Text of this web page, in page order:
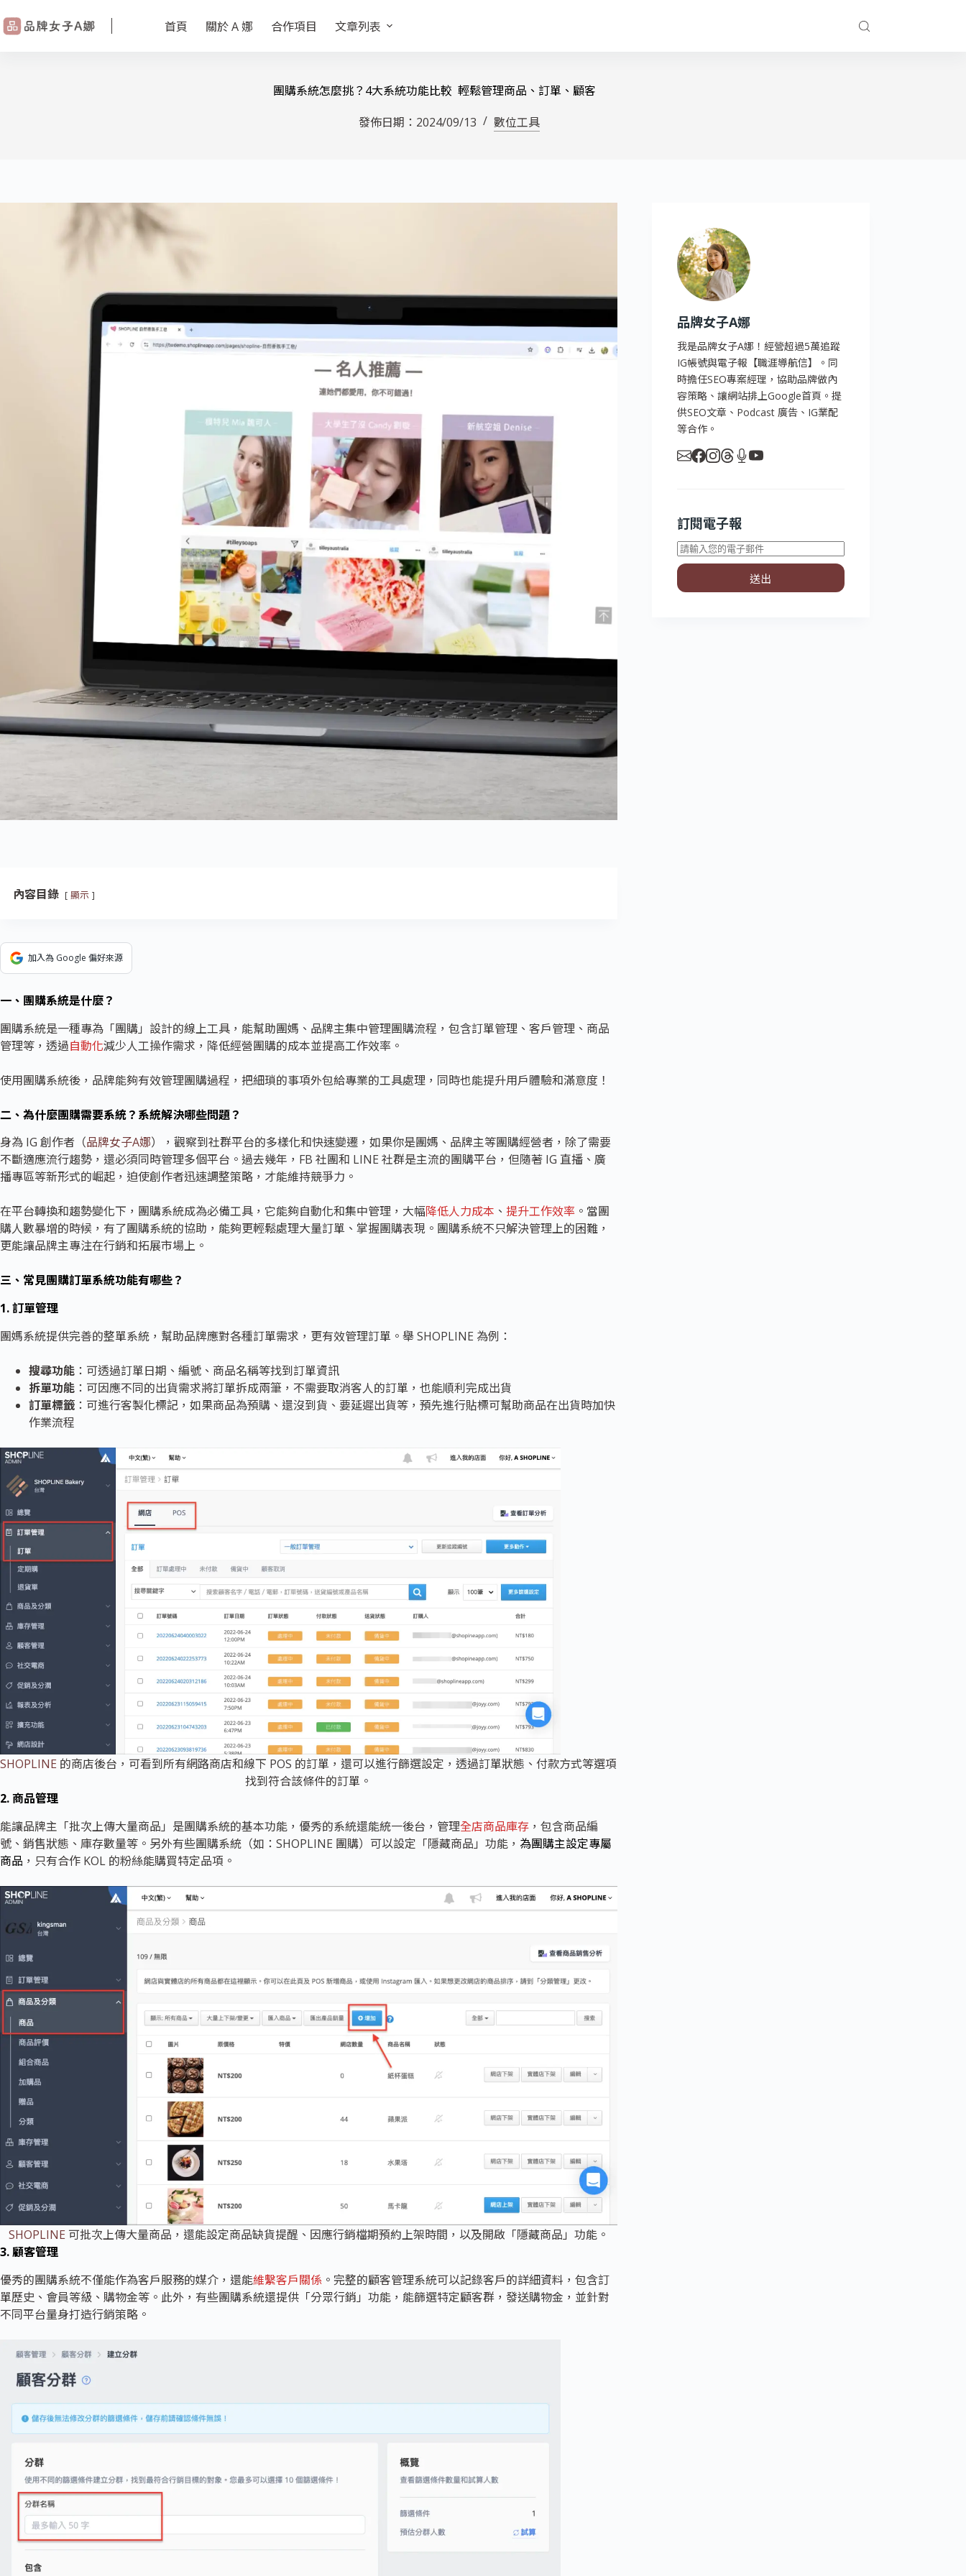
首頁 關於 A 娜 合作項目 文章列表
團購系統怎麼挑？4大系統功能比較 輕鬆管理商品、訂單、顧客
發佈日期： 2024/09/13 數位工具
內容目錄 顯示
加入為 Google 偏好來源
一、團購系統是什麼？
團購系統是一種專為「團購」設計的線上工具，能幫助團媽、品牌主集中管理團購流程，包含訂單管理、客戶管理、商品
管理等，透過自動化減少人工操作需求，降低經營團購的成本並提高工作效率。
使用團購系統後，品牌能夠有效管理團購過程，把細瑣的事項外包給專業的工具處理，同時也能提升用戶體驗和滿意度！
二、為什麼團購需要系統？系統解決哪些問題？
身為 IG 創作者（品牌女子A娜），觀察到社群平台的多樣化和快速變遷，如果你是團媽、品牌主等團購經營者，除了需要
不斷適應流行趨勢，還必須同時管理多個平台。過去幾年，FB 社團和 LINE 社群是主流的團購平台，但隨著 IG 直播、廣
播專區等新形式的崛起，迫使創作者迅速調整策略，才能維持競爭力。
在平台轉換和趨勢變化下，團購系統成為必備工具，它能夠自動化和集中管理，大幅降低人力成本 、 提升工作效率 。當團
購人數暴增的時候，有了團購系統的協助，能夠更輕鬆處理大量訂單、掌握團購表現。團購系統不只解決管理上的困難，
更能讓品牌主專注在行銷和拓展市場上。
三、常見團購訂單系統功能有哪些？
1. 訂單管理
團媽系統提供完善的整單系統，幫助品牌應對各種訂單需求，更有效管理訂單。舉 SHOPLINE 為例：
搜尋功能 ：可透過訂單日期、編號、商品名稱等找到訂單資訊
拆單功能 ：可因應不同的出貨需求將訂單拆成兩筆，不需要取消客人的訂單，也能順利完成出貨
訂單標籤 ：可進行客製化標記，如果商品為預購、還沒到貨、要延遲出貨等，預先進行貼標可幫助商品在出貨時加快
作業流程
SHOPLINE 的商店後台，可看到所有網路商店和線下 POS 的訂單，還可以進行篩選設定，透過訂單狀態、付款方式等選項
找到符合該條件的訂單。
2. 商品管理
能讓品牌主「批次上傳大量商品」是團購系統的基本功能，優秀的系統還能統一後台，管理全店商品庫存 ，包含商品編
號、銷售狀態、庫存數量等。另外有些團購系統（如：SHOPLINE 團購）可以設定「隱藏商品」功能， 為團購主設定專屬
商品 ，只有合作 KOL 的粉絲能購買特定品項。
SHOPLINE 可批次上傳大量商品，還能設定商品缺貨提醒、因應行銷檔期預約上架時間，以及開啟「隱藏商品」功能。
3. 顧客管理
優秀的團購系統不僅能作為客戶服務的媒介，還能維繫客戶關係 。完整的顧客管理系統可以記錄客戶的詳細資料，包含訂
單歷史、會員等級、購物金等。此外，有些團購系統還提供「分眾行銷」功能，能篩選特定顧客群，發送購物金，並針對
不同平台量身打造行銷策略。
品牌女子A娜
我是品牌女子A娜！經營超過5萬追蹤
IG帳號與電子報【職涯導航信】。同
時擔任SEO專案經理，協助品牌做內
容策略、讓網站排上Google首頁。提
供SEO文章、Podcast 廣告、IG業配
等合作。
訂閱電子報
送出